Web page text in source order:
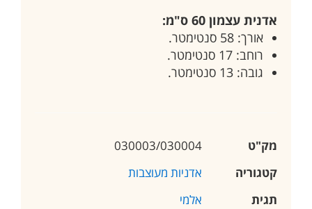
אדנית עצמון 60 ס"מ:
אורך: 58 סנטימטר.
רוחב: 17 סנטימטר.
גובה: 13 סנטימטר.
מק"ט
030003/030004
קטגוריה
אדניות מעוצבות
תגית
אלמי